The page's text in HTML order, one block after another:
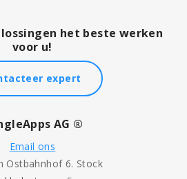
het beste werken
voor u!
expert
AG ®
Email ons
Ostbahnhof 6. Stock